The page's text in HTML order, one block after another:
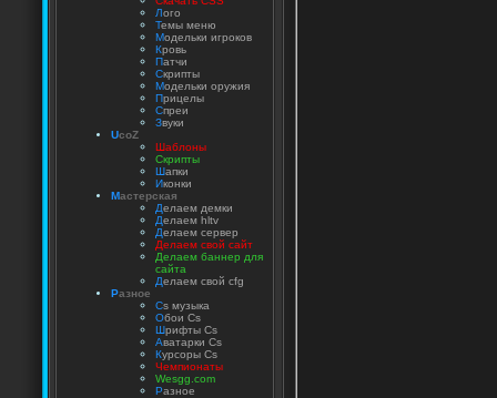
Лого
Темы меню
Модельки игроков
Кровь
Патчи
Скрипты
Модельки оружия
Прицелы
Спреи
Звуки
UcoZ
Шаблоны
Скрипты
Шапки
Иконки
Мастерская
Делаем демки
Делаем hltv
Делаем сервер
Делаем свой сайт
Делаем баннер для
сайта
Делаем свой cfg
Разное
Cs музыка
Обои Cs
Шрифты Cs
Аватарки Cs
Курсоры Cs
Чемпионаты
Wesgg.com
Разное